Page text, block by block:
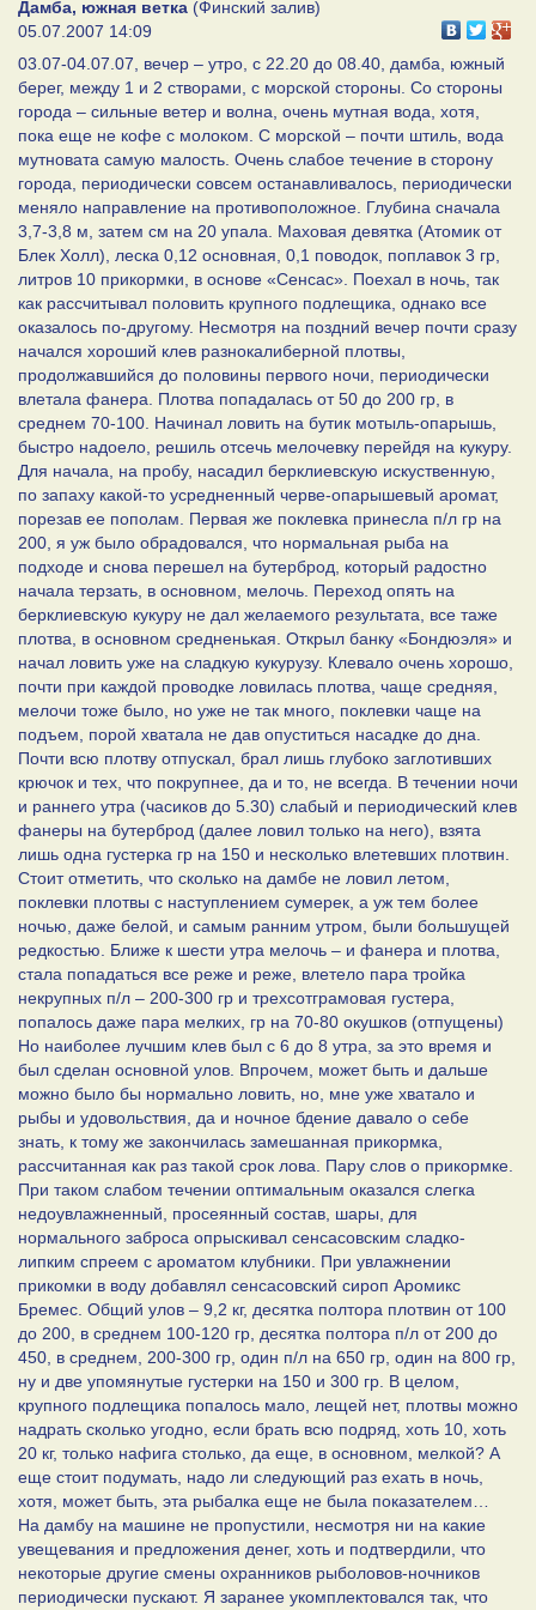
Дамба, южная ветка (Финский залив)
05.07.2007 14:09
03.07-04.07.07, вечер – утро, с 22.20 до 08.40, дамба, южный
берег, между 1 и 2 створами, с морской стороны. Со стороны
города – сильные ветер и волна, очень мутная вода, хотя,
пока еще не кофе с молоком. С морской – почти штиль, вода
мутновата самую малость. Очень слабое течение в сторону
города, периодически совсем останавливалось, периодически
меняло направление на противоположное. Глубина сначала
3,7-3,8 м, затем см на 20 упала. Маховая девятка (Атомик от
Блек Холл), леска 0,12 основная, 0,1 поводок, поплавок 3 гр,
литров 10 прикормки, в основе «Сенсас». Поехал в ночь, так
как рассчитывал половить крупного подлещика, однако все
оказалось по-другому. Несмотря на поздний вечер почти сразу
начался хороший клев разнокалиберной плотвы,
продолжавшийся до половины первого ночи, периодически
влетала фанера. Плотва попадалась от 50 до 200 гр, в
среднем 70-100. Начинал ловить на бутик мотыль-опарышь,
быстро надоело, решиль отсечь мелочевку перейдя на кукуру.
Для начала, на пробу, насадил берклиевскую искуственную,
по запаху какой-то усредненный черве-опарышевый аромат,
порезав ее пополам. Первая же поклевка принесла п/л гр на
200, я уж было обрадовался, что нормальная рыба на
подходе и снова перешел на бутерброд, который радостно
начала терзать, в основном, мелочь. Переход опять на
берклиевскую кукуру не дал желаемого результата, все таже
плотва, в основном средненькая. Открыл банку «Бондюэля» и
начал ловить уже на сладкую кукурузу. Клевало очень хорошо,
почти при каждой проводке ловилась плотва, чаще средняя,
мелочи тоже было, но уже не так много, поклевки чаще на
подъем, порой хватала не дав опуститься насадке до дна.
Почти всю плотву отпускал, брал лишь глубоко заглотивших
крючок и тех, что покрупнее, да и то, не всегда. В течении ночи
и раннего утра (часиков до 5.30) слабый и периодический клев
фанеры на бутерброд (далее ловил только на него), взята
лишь одна густерка гр на 150 и несколько влетевших плотвин.
Стоит отметить, что сколько на дамбе не ловил летом,
поклевки плотвы с наступлением сумерек, а уж тем более
ночью, даже белой, и самым ранним утром, были большущей
редкостью. Ближе к шести утра мелочь – и фанера и плотва,
стала попадаться все реже и реже, влетело пара тройка
некрупных п/л – 200-300 гр и трехсотграмовая густера,
попалось даже пара мелких, гр на 70-80 окушков (отпущены)
Но наиболее лучшим клев был с 6 до 8 утра, за это время и
был сделан основной улов. Впрочем, может быть и дальше
можно было бы нормально ловить, но, мне уже хватало и
рыбы и удовольствия, да и ночное бдение давало о себе
знать, к тому же закончилась замешанная прикормка,
рассчитанная как раз такой срок лова. Пару слов о прикормке.
При таком слабом течении оптимальным оказался слегка
недоувлажненный, просеянный состав, шары, для
нормального заброса опрыскивал сенсасовским сладко-
липким спреем с ароматом клубники. При увлажнении
прикомки в воду добавлял сенсасовский сироп Аромикс
Бремес. Общий улов – 9,2 кг, десятка полтора плотвин от 100
до 200, в среднем 100-120 гр, десятка полтора п/л от 200 до
450, в среднем, 200-300 гр, один п/л на 650 гр, один на 800 гр,
ну и две упомянутые густерки на 150 и 300 гр. В целом,
крупного подлещика попалось мало, лещей нет, плотвы можно
надрать сколько угодно, если брать всю подряд, хоть 10, хоть
20 кг, только нафига столько, да еще, в основном, мелкой? А
еще стоит подумать, надо ли следующий раз ехать в ночь,
хотя, может быть, эта рыбалка еще не была показателем…
На дамбу на машине не пропустили, несмотря ни на какие
увещевания и предложения денег, хоть и подтвердили, что
некоторые другие смены охранников рыболовов-ночников
периодически пускают. Я заранее укомплектовался так, что